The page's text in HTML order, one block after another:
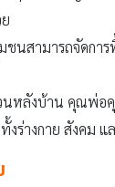
นสามารถจัดกา
หลังบ้าน คุณพ่อคุ
ร่างกาย สังคม แ